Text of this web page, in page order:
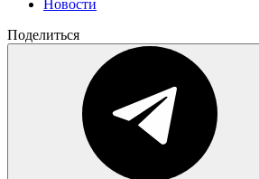
Новости
Поделиться